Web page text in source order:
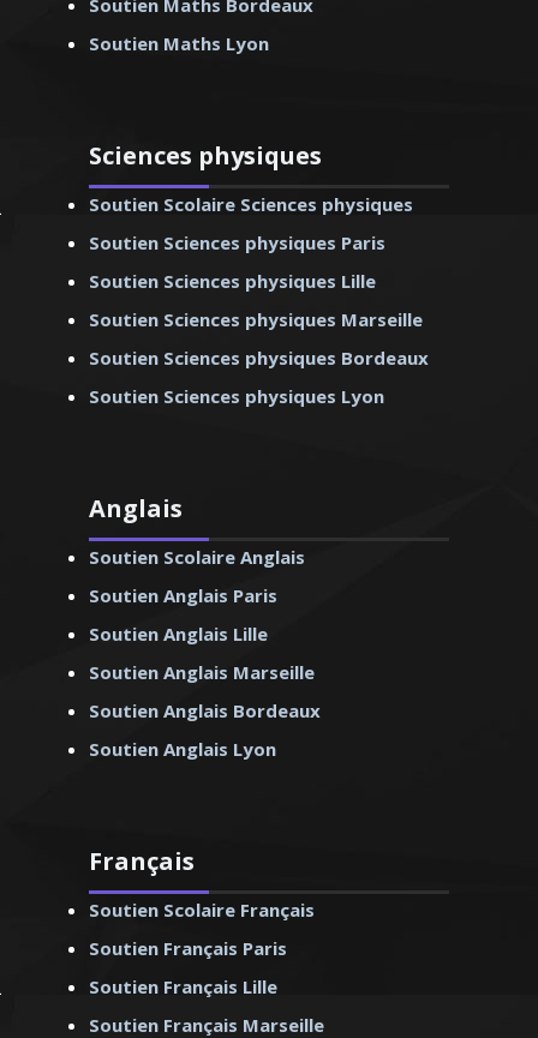
Soutien Maths Bordeaux
Soutien Maths Lyon
Sciences physiques
Soutien Scolaire Sciences physiques
Soutien Sciences physiques Paris
Soutien Sciences physiques Lille
Soutien Sciences physiques Marseille
Soutien Sciences physiques Bordeaux
Soutien Sciences physiques Lyon
Anglais
Soutien Scolaire Anglais
Soutien Anglais Paris
Soutien Anglais Lille
Soutien Anglais Marseille
Soutien Anglais Bordeaux
Soutien Anglais Lyon
Français
Soutien Scolaire Français
Soutien Français Paris
Soutien Français Lille
Soutien Français Marseille